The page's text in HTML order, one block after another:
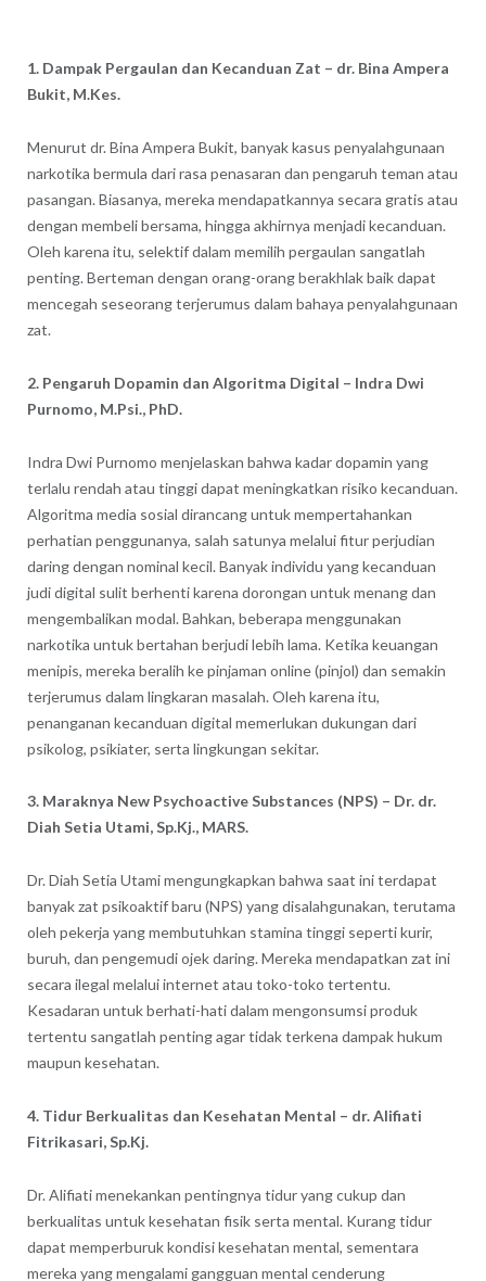
1. Dampak Pergaulan dan Kecanduan Zat – dr. Bina Ampera
Bukit, M.Kes.
Menurut dr. Bina Ampera Bukit, banyak kasus penyalahgunaan
narkotika bermula dari rasa penasaran dan pengaruh teman atau
pasangan. Biasanya, mereka mendapatkannya secara gratis atau
dengan membeli bersama, hingga akhirnya menjadi kecanduan.
Oleh karena itu, selektif dalam memilih pergaulan sangatlah
penting. Berteman dengan orang-orang berakhlak baik dapat
mencegah seseorang terjerumus dalam bahaya penyalahgunaan
zat.
2. Pengaruh Dopamin dan Algoritma Digital – Indra Dwi
Purnomo, M.Psi., PhD.
Indra Dwi Purnomo menjelaskan bahwa kadar dopamin yang
terlalu rendah atau tinggi dapat meningkatkan risiko kecanduan.
Algoritma media sosial dirancang untuk mempertahankan
perhatian penggunanya, salah satunya melalui fitur perjudian
daring dengan nominal kecil. Banyak individu yang kecanduan
judi digital sulit berhenti karena dorongan untuk menang dan
mengembalikan modal. Bahkan, beberapa menggunakan
narkotika untuk bertahan berjudi lebih lama. Ketika keuangan
menipis, mereka beralih ke pinjaman online (pinjol) dan semakin
terjerumus dalam lingkaran masalah. Oleh karena itu,
penanganan kecanduan digital memerlukan dukungan dari
psikolog, psikiater, serta lingkungan sekitar.
3. Maraknya New Psychoactive Substances (NPS) – Dr. dr.
Diah Setia Utami, Sp.Kj., MARS.
Dr. Diah Setia Utami mengungkapkan bahwa saat ini terdapat
banyak zat psikoaktif baru (NPS) yang disalahgunakan, terutama
oleh pekerja yang membutuhkan stamina tinggi seperti kurir,
buruh, dan pengemudi ojek daring. Mereka mendapatkan zat ini
secara ilegal melalui internet atau toko-toko tertentu.
Kesadaran untuk berhati-hati dalam mengonsumsi produk
tertentu sangatlah penting agar tidak terkena dampak hukum
maupun kesehatan.
4. Tidur Berkualitas dan Kesehatan Mental – dr. Alifiati
Fitrikasari, Sp.Kj.
Dr. Alifiati menekankan pentingnya tidur yang cukup dan
berkualitas untuk kesehatan fisik serta mental. Kurang tidur
dapat memperburuk kondisi kesehatan mental, sementara
mereka yang mengalami gangguan mental cenderung